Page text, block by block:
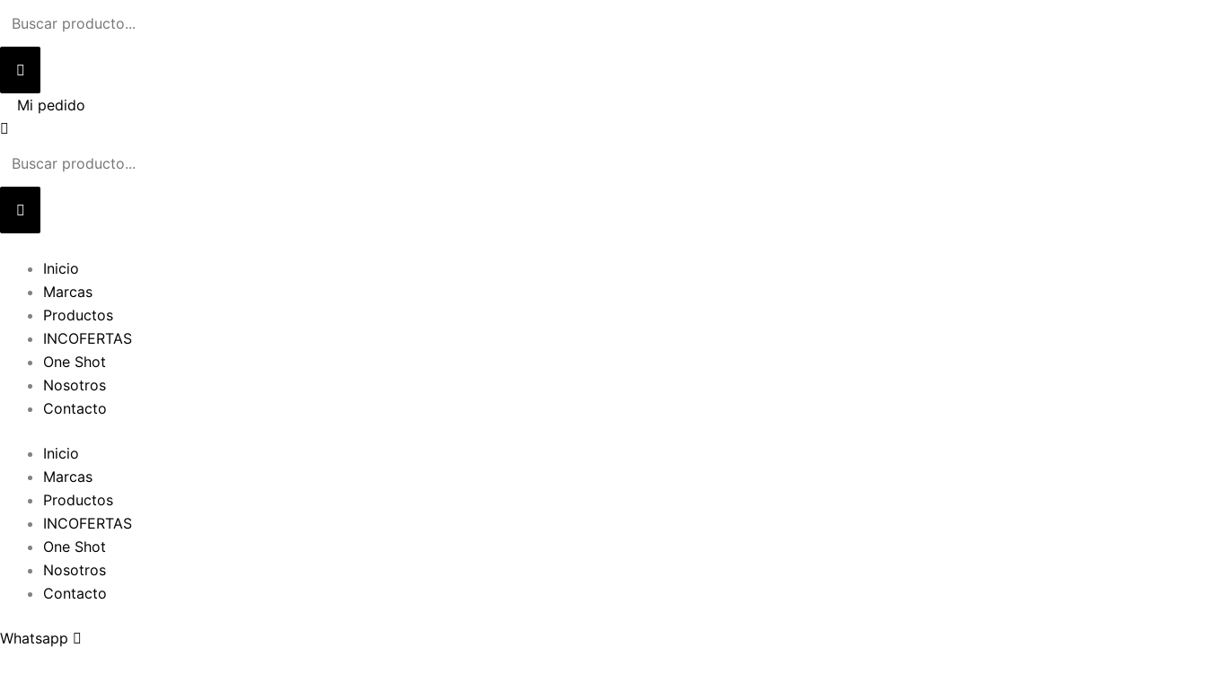
Mi pedido
Inicio
Marcas
Productos
INCOFERTAS
One Shot
Nosotros
Contacto
Inicio
Marcas
Productos
INCOFERTAS
One Shot
Nosotros
Contacto
Whatsapp